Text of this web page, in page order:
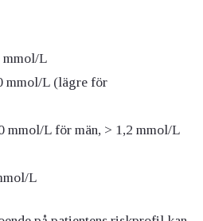
mmol/L
mmol/L (lägre för
L för män, > 1,2 mmol/L
L